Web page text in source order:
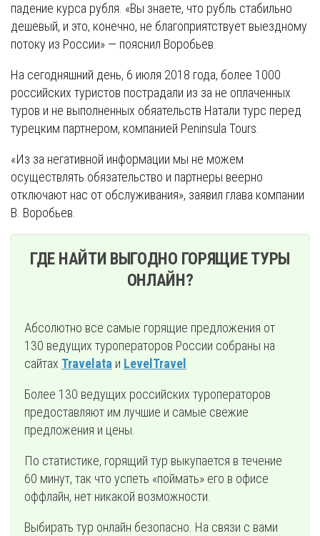
падение курса рубля. «Вы знаете, что рубль стабильно
дешевый, и это, конечно, не благоприятствует выездному
потоку из России» — пояснил Воробьев.
На сегодняшний день, 6 июля 2018 года, более 1000
российских туристов пострадали из за не оплаченных
туров и не выполненных обяательств Натали турс перед
турецким партнером, компанией Peninsula Tours.
«Из за негативной информации мы не можем
осуществлять обязательство и партнеры веерно
отключают нас от обслуживания», заявил глава компании
В. Воробьев.
ГДЕ НАЙТИ ВЫГОДНО ГОРЯЩИЕ ТУРЫ
ОНЛАЙН?
Абсолютно все самые горящие предложения от
130 ведущих туроператоров России собраны на
сайтах Travelata и LevelTravel
Более 130 ведущих российских туроператоров
предоставляют им лучшие и самые свежие
предложения и цены.
По статистике, горящий тур выкупается в течение
60 минут, так что успеть «поймать» его в офисе
оффлайн, нет никакой возможности.
Выбирать тур онлайн безопасно. На связи с вами